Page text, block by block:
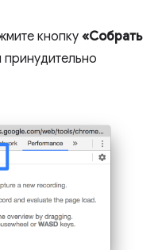
кнопку «Собрать
принудительно